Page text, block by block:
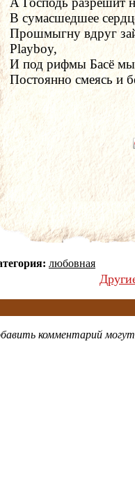
В сумасшедшее
Прошмыгну вдруг
Playboy,
И под рифмы Басё мы
Постоянно смеясь и
любовная
комментарий